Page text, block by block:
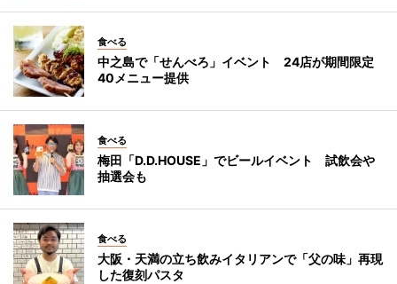
食べる
中之島で「せんべろ」イベント 24店が期間限定
40メニュー提供
食べる
梅田「D.D.HOUSE」でビールイベント 試飲会や
抽選会も
食べる
大阪・天満の立ち飲みイタリアンで「父の味」再現
した復刻パスタ